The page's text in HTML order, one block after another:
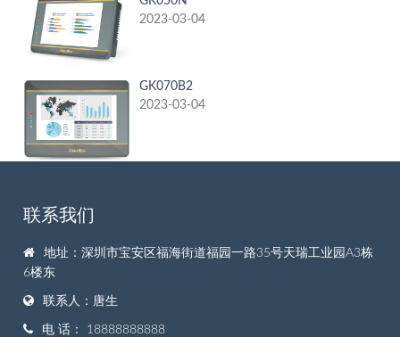
2023-03-04
GK070B2
2023-03-04
联系我们
地址：深圳市宝安区福海街道福园一路35号天瑞工业园A3栋
6楼东
联系人：唐生
电 话： 18888888888